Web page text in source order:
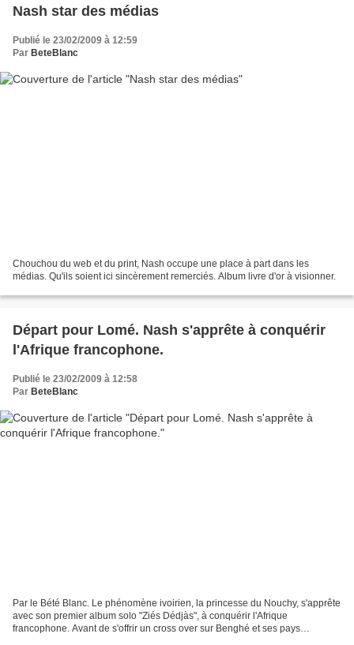
Nash star des médias
Publié le 23/02/2009 à 12:59
Par BeteBlanc
Chouchou du web et du print, Nash occupe une place à part dans les
médias. Qu'ils soient ici sincèrement remerciés. Album livre d'or à visionner.
Départ pour Lomé. Nash s'apprête à conquérir
l'Afrique francophone.
Publié le 23/02/2009 à 12:58
Par BeteBlanc
Par le Bété Blanc. Le phénomène ivoirien, la princesse du Nouchy, s'apprête
avec son premier album solo "Ziés Dédjàs", à conquérir l'Afrique
francophone. Avant de s'offrir un cross over sur Benghé et ses pays